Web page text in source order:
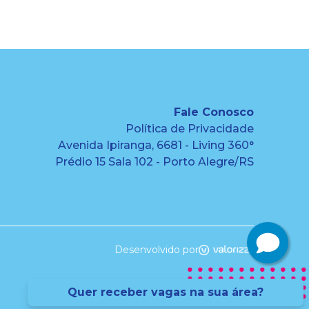
Quer receber vagas na sua área?
Fale Conosco
Política de Privacidade
Avenida Ipiranga, 6681 - Living 360°
Prédio 15 Sala 102 - Porto Alegre/RS
Desenvolvido por